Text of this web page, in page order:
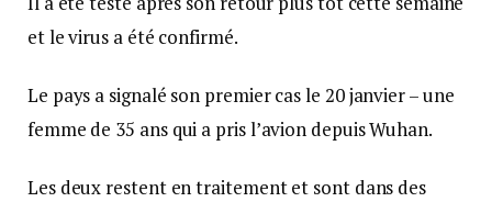
et le virus a été confirmé.
Le pays a signalé son premier cas le 20 janvier – une
femme de 35 ans qui a pris l’avion depuis Wuhan.
Les deux restent en traitement et sont dans des